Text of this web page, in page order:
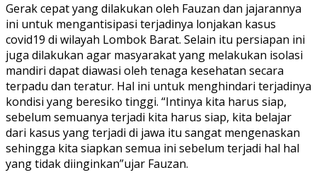
Gerak cepat yang dilakukan oleh Fauzan dan jajarannya
ini untuk mengantisipasi terjadinya lonjakan kasus
covid19 di wilayah Lombok Barat. Selain itu persiapan ini
juga dilakukan agar masyarakat yang melakukan isolasi
mandiri dapat diawasi oleh tenaga kesehatan secara
terpadu dan teratur. Hal ini untuk menghindari terjadinya
kondisi yang beresiko tinggi. “Intinya kita harus siap,
sebelum semuanya terjadi kita harus siap, kita belajar
dari kasus yang terjadi di jawa itu sangat mengenaskan
sehingga kita siapkan semua ini sebelum terjadi hal hal
yang tidak diinginkan”ujar Fauzan.